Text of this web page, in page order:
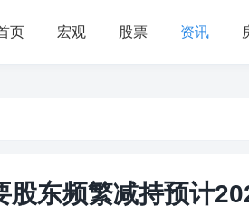
页 宏观 股票 资讯
股东频繁减持预计